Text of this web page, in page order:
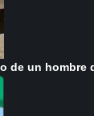
de un hombre